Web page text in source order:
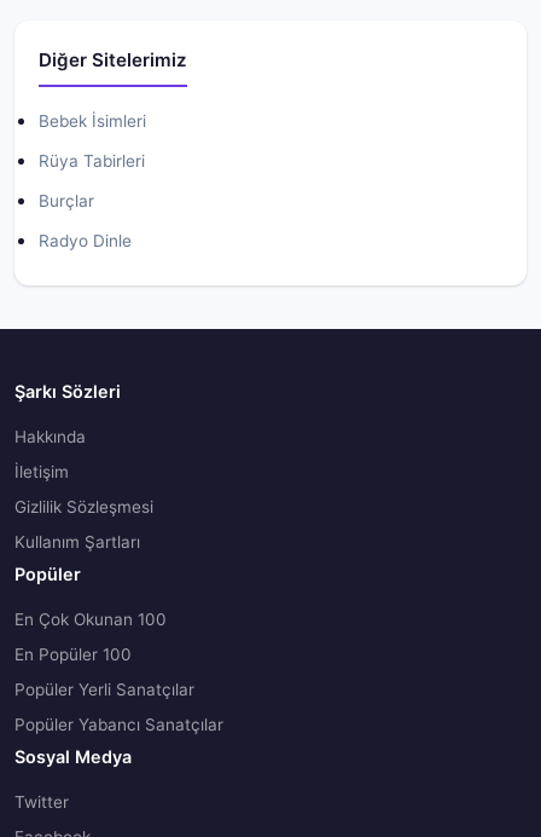
Diğer Sitelerimiz
Bebek İsimleri
Rüya Tabirleri
Burçlar
Radyo Dinle
Şarkı Sözleri
Hakkında
İletişim
Gizlilik Sözleşmesi
Kullanım Şartları
Popüler
En Çok Okunan 100
En Popüler 100
Popüler Yerli Sanatçılar
Popüler Yabancı Sanatçılar
Sosyal Medya
Twitter